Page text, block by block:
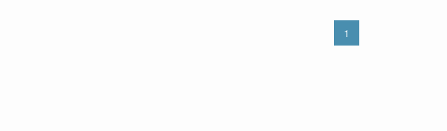
1